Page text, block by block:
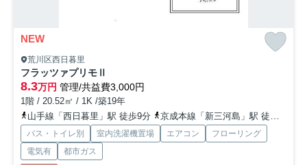
NEW
荒川区西日暮里
フラッツァプリモⅡ
8.3万円 管理/共益費3,000円
1階 / 20.52㎡ / 1K /築19年
山手線「西日暮里」駅 徒歩9分
京成本線「新三河島」駅 徒歩3分
バス・トイレ別 室内洗濯機置場 エアコン
フローリング
電気有
都市ガス